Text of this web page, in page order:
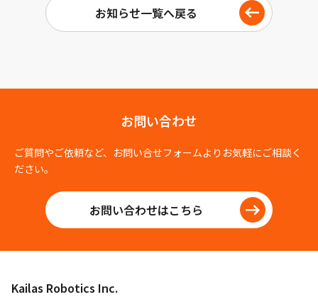
お知らせ一覧へ戻る
お問い合わせ
ご質問やご依頼など、お問い合せフォームよりお気軽にご相談く
ださい。
お問い合わせはこちら
Kailas Robotics Inc.